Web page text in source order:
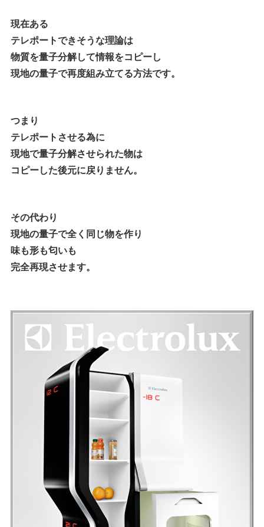
現在ある
テレポートできそうな理論は
物質を量子分解して情報をコピーし
現地の量子で再度組み立てる方法です。
つまり
テレポートさせる為に
現地で量子分解させられた物は
コピーした後元に戻りません。
その代わり
現地の量子で全く同じ物を作り
味も形も匂いも
完全再現させます。